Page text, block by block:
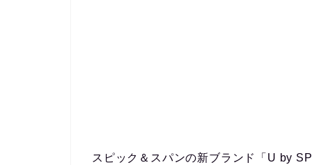
スピック＆スパンの新ブランド「U by